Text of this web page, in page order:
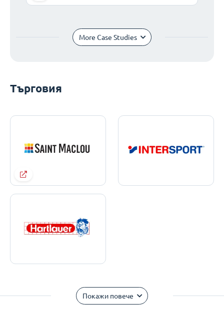
More Case Studies
Търговия
Покажи повече